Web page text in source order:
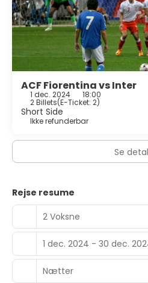
ACF Fiorentina vs Inter
1 dec. 2024 18:00
2 Billets(E-Ticket: 2)
Short Side
Ikke refunderbar
Se
Rejse resume
2 Voksne
1 dec. 2024 - 30 dec.
Nætter